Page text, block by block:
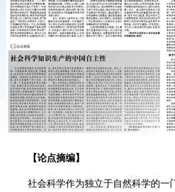
【论点摘编】
社会科学作为独立于自然科学的一